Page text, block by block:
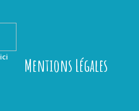
ici Mentions Légales